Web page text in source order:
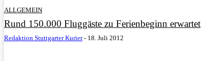
ALLGEMEIN
Rund 150.000 Fluggäste zu Ferienbeginn erwartet
Redaktion Stuttgarter Kurier - 18. Juli 2012